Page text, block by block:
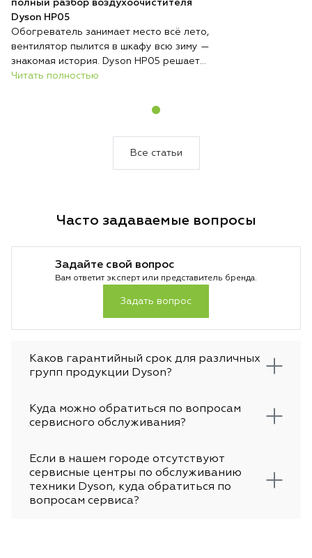
полный разбор воздухоочистителя
Dyson HP05
Обогреватель занимает место всё лето,
вентилятор пылится в шкафу всю зиму —
знакомая история. Dyson HP05 решает
эту проблему радикально: один
одном месте и выполняет три функции —
перестановки техники, никакого поиска
Читать полностью
Все статьи
Часто задаваемые вопросы
Задайте свой вопрос
Вам ответит эксперт или представитель бренда.
Задать вопрос
Каков гарантийный срок для различных
групп продукции Dyson?
Куда можно обратиться по вопросам
сервисного обслуживания?
Если в нашем городе отсутствуют
сервисные центры по обслуживанию
техники Dyson, куда обратиться по
вопросам сервиса?